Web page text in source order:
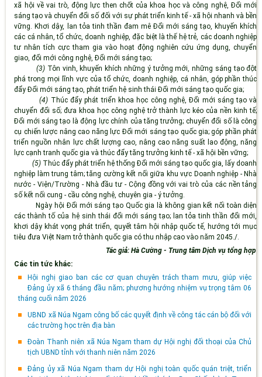
xã hội về vai trò, động lực then chốt của khoa học và công nghệ, Đổi mới
sáng tạo và chuyển đổi số đối với sự phát triển kinh tế - xã hội nhanh và bền
vững. Khơi dậy, lan tỏa tinh thần đam mê Đổi mới sáng tạo, khuyến khích
các cá nhân, tổ chức, doanh nghiệp, đặc biệt là thế hệ trẻ, các doanh nghiệp
tư nhân tích cực tham gia vào hoạt động nghiên cứu ứng dụng, chuyển
giao, đổi mới công nghệ, Đổi mới sáng tạo;
(3) Tôn vinh, khuyến khích những ý tưởng mới, những sáng tạo đột
phá trong mọi lĩnh vực của tổ chức, doanh nghiệp, cá nhân, góp phần thúc
đẩy Đổi mới sáng tạo, phát triển hệ sinh thái Đổi mới sáng tạo quốc gia;
(4) Thúc đẩy phát triển khoa học công nghệ, Đổi mới sáng tạo và
chuyển đổi số; đưa khoa học công nghệ trở thành lực kéo của nền kinh tế;
Đổi mới sáng tạo là động lực chính của tăng trưởng; chuyển đổi số là công
cụ chiến lược nâng cao năng lực Đổi mới sáng tạo quốc gia; góp phần phát
triển nguồn nhân lực chất lượng cao, nâng cao năng suất lao động, năng
lực cạnh tranh quốc gia và thúc đẩy tăng trưởng kinh tế - xã hội bền vững;
(5)Thúc đẩy phát triển hệ thống Đổi mới sáng tạo quốc gia, lấy doanh
nghiệp làm trung tâm; tăng cường kết nối giữa khu vực Doanh nghiệp - Nhà
nước - Viện/Trường - Nhà đầu tư - Cộng đồng với vai trò của các nền tảng
số kết nối cung - cầu công nghệ, chuyên gia - ý tưởng.
Ngày hội Đổi mới sáng tạo Quốc gia là không gian kết nối toàn diện
các thành tố của hệ sinh thái đổi mới sáng tạo; lan tỏa tinh thần đổi mới,
khơi dậy khát vọng phát triển, quyết tâm hội nhập quốc tế, hướng tới mục
tiêu đưa Việt Nam trở thành quốc gia có thu nhập cao vào năm 2045./.
Tác giả: Hà Cường - Trung tâm Dịch vụ tổng hợp
Các tin tức khác:
Hội nghị giao ban các cơ quan chuyên trách tham mưu, giúp việc
Đảng ủy xã 6 tháng đầu năm; phương hướng nhiệm vụ trọng tâm 06
tháng cuối năm 2026
UBND xã Núa Ngam công bố các quyết định về công tác cán bộ đối với
các trường học trên địa bàn
Đoàn Thanh niên xã Núa Ngam tham dự Hội nghị đối thoại của Chủ
tịch UBND tỉnh với thanh niên năm 2026
Đảng ủy xã Núa Ngam tham dự Hội nghị toàn quốc quán triệt, triển